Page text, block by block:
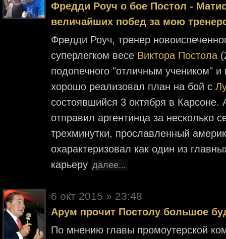
Фредди Роуч о бое Постол -
величайших побед за мою
Фредди Роуч, тренер
суперлегком весе Виктора Постола
подопечного "отличным учеником" и
хорошо реализовал план на бой с
состоявшийся 3 октября в Карсоне.
отправил аргентинца за несколько
трехминутки, прославленный
охарактеризовал как один из
карьеру далее...
6 окт 2015 » 23:48
Арум прочит Постолу большое
По мнению главы промоутерской